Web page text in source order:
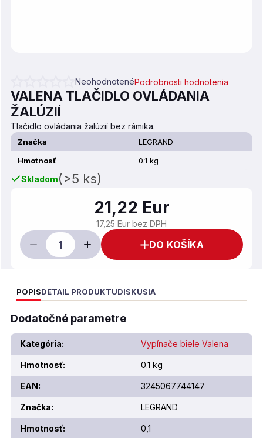
Priemerné hodnotenie produktu je 0,0 z 5 hviezdičiek.
NeohodnotenéPodrobnosti hodnotenia
VALENA TLAČIDLO OVLÁDANIA
ŽALÚZIÍ
Tlačidlo ovládania žalúzií bez rámika.
Značka
LEGRAND
Hmotnosť
0.1 kg
Skladom(>5 ks)
21,22 Eur
17,25 Eur bez DPH
DO KOŠÍKA
POPISDETAIL PRODUKTUDISKUSIA
Dodatočné parametre
Kategória: Vypínače biele Valena
Hmotnosť: 0.1 kg
EAN: 3245067744147
Značka: LEGRAND
Hmotnosť: 0,1